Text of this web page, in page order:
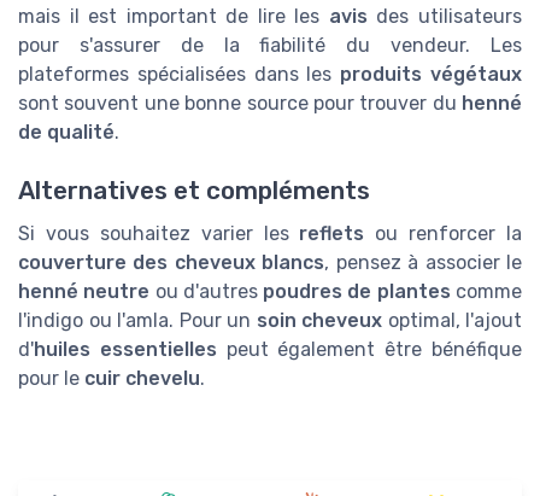
mais il est important de lire les avis des utilisateurs
pour s'assurer de la fiabilité du vendeur. Les
plateformes spécialisées dans les produits végétaux
sont souvent une bonne source pour trouver du henné
de qualité.
Alternatives et compléments
Si vous souhaitez varier les reflets ou renforcer la
couverture des cheveux blancs, pensez à associer le
henné neutre ou d'autres poudres de plantes comme
l'indigo ou l'amla. Pour un soin cheveux optimal, l'ajout
d'huiles essentielles peut également être bénéfique
pour le cuir chevelu.